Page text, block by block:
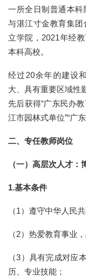
一所全日制普通本
与湛江寸金教育集
立学院，2021年经
本科高校。
经过20余年的建设
大、具有重要区域性
先后获得“广东民办
江市园林式单位”“广
二、专任教师岗位
（一）高层次人才
1.基本条件
（1）遵守中华人民
（2）热爱教育事业
（3）具有完成对应
历、专业技能；